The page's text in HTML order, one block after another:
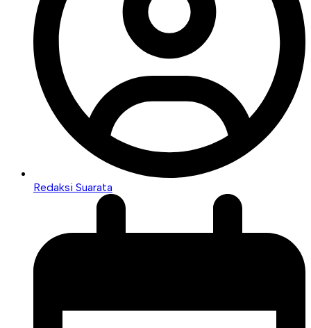
Redaksi Suarata